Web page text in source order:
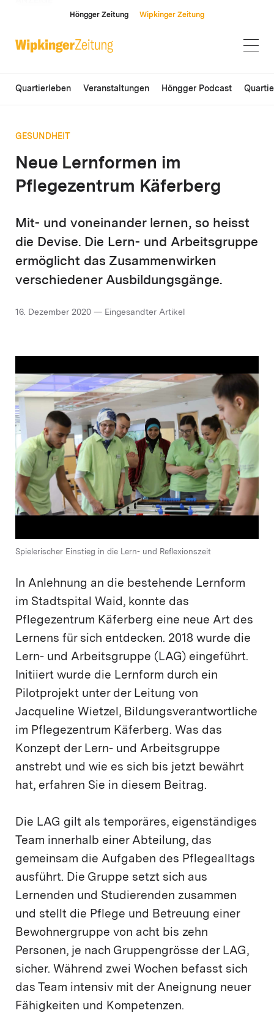
Höngger Zeitung Wipkinger Zeitung
Quartierleben Veranstaltungen Höngger Podcast
GESUNDHEIT
Neue Lernformen im
Pflegezentrum Käferberg
Mit- und voneinander lernen, so heisst
die Devise. Die Lern- und Arbeitsgruppe
ermöglicht das Zusammenwirken
verschiedener Ausbildungsgänge.
16. Dezember 2020 — Eingesandter Artikel
Spielerischer Einstieg in die Lern- und Reflexionszeit
In Anlehnung an die bestehende Lernform
im Stadtspital Waid, konnte das
Pflegezentrum Käferberg eine neue Art des
Lernens für sich entdecken. 2018 wurde die
Lern- und Arbeitsgruppe (LAG) eingeführt.
Initiiert wurde die Lernform durch ein
Pilotprojekt unter der Leitung von
Jacqueline Wietzel, Bildungsverantwortliche
im Pflegezentrum Käferberg. Was das
Konzept der Lern- und Arbeitsgruppe
anstrebt und wie es sich bis jetzt bewährt
hat, erfahren Sie in diesem Beitrag.
Die LAG gilt als temporäres, eigenständiges
Team innerhalb einer Abteilung, das
gemeinsam die Aufgaben des Pflegealltags
ausführt. Die Gruppe setzt sich aus
Lernenden und Studierenden zusammen
und stellt die Pflege und Betreuung einer
Bewohnergruppe von acht bis zehn
Personen, je nach Gruppengrösse der LAG,
sicher. Während zwei Wochen befasst sich
das Team intensiv mit der Aneignung neuer
Fähigkeiten und Kompetenzen.